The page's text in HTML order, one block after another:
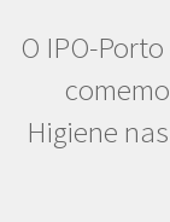
O IPO-
Higiene